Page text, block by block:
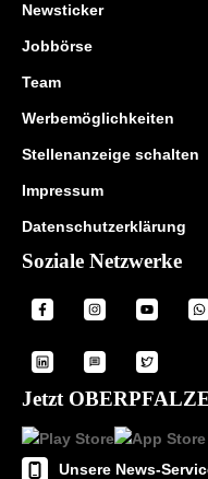
Newsticker
Jobbörse
Team
Werbemöglichkeiten
Stellenanzeige schalten
Impressum
Datenschutzerklärung
Soziale Netzwerke
Jetzt
Unsere News-